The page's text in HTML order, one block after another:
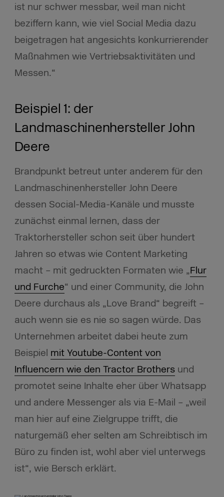
ist nur schwer messbar, weil man nicht
beziffern kann, wie viel Social Media dazu
beigetragen hat angesichts konkurrierender
Maßnahmen wie Vertriebsaktivitäten und
Messen.“
Beispiel 1: der
Landmaschinenhersteller John
Deere
Brandpunkt betreut unter anderem für den
Landmaschinenhersteller John Deere
dessen Social-Media-Kanäle und musste
zunächst einmal lernen, dass der
Traktorhersteller schon seit über hundert
Jahren so etwas wie Content Marketing
macht – mit gedruckten Formaten wie „Flur
und Furche“ und einer Community, die John
Deere durchaus als „Love Brand“ begreift –
auch wenn sie es nie so sagen würde. Das
Unternehmen arbeitet dabei heute zum
Beispiel mit Youtube-Content von
Influencern wie den Tractor Brothersund
promotet seine Inhalte eher über Whatsapp
und andere Messenger als via E-Mail – „weil
man hier auf eine Zielgruppe trifft, die
naturgemäß eher selten am Schreibtisch im
Büro zu finden ist, wohl aber viel unterwegs
ist“, wie Bersch erklärt.